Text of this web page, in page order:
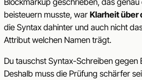
Blockmarkup geschrieben, das genau
beisteuern musste, war Klarheit über
die Syntax dahinter und auch nicht
Attribut welchen Namen trägt.
Du tauschst Syntax-Schreiben gegen
Deshalb muss die Prüfung schärfer